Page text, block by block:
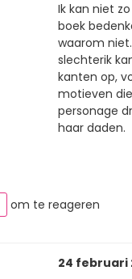
Ik kan niet
boek
waarom
slechterik
kanten op,
motieven
personage
haar daden.
om te reageren
24 februari